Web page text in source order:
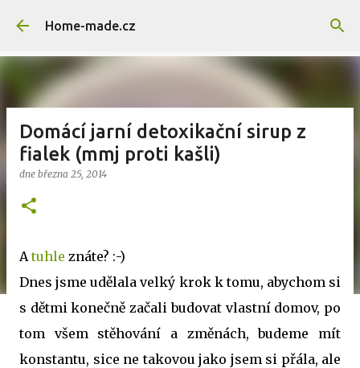
Přeskočit na hlavní obsah
Home-made.cz
Domácí jarní detoxikační sirup z
fialek (mmj proti kašli)
dne března 25, 2014
Atuhle znáte? :-)
Dnes jsme udělala velký krok k tomu, abychom si
s dětmi konečně začali budovat vlastní domov, po
tom všem stěhování a změnách, budeme mít
konstantu, sice ne takovou jako jsem si přála, ale